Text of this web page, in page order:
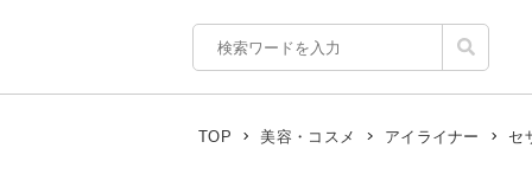
TOP 美容・コスメ アイライナー セ